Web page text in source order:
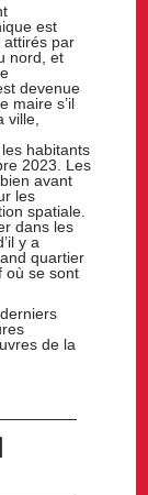
est
attirés par
nord, et
devenue
maire s’il
ville,
habitants
2023. Les
avant
les
spatiale.
dans les
y a
quartier
où se sont
de la